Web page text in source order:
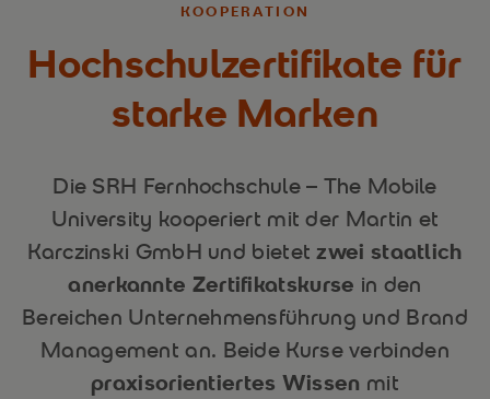
KOOPERATION
Hochschulzertifikate für
starke Marken
Die SRH Fernhochschule – The Mobile
University kooperiert mit der Martin et
Karczinski GmbH und bietetzwei staatlich
anerkannte Zertifikatskurse in den
Bereichen Unternehmensführung und Brand
Management an. Beide Kurse verbinden
praxisorientiertes Wissen mit